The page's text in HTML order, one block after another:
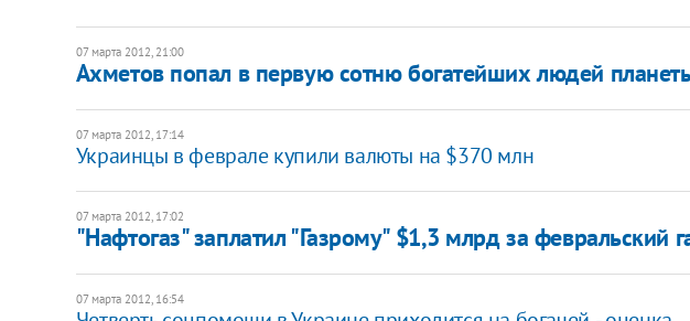
07 марта 2012, 21:00
Ахметов попал в первую сотню богатейших людей
07 марта 2012, 17:14
Украинцы в феврале купили валюты на $370 млн
07 марта 2012, 17:02
"Нафтогаз" заплатил "Газрому" $1,3 млрд за февральский
07 марта 2012, 16:54